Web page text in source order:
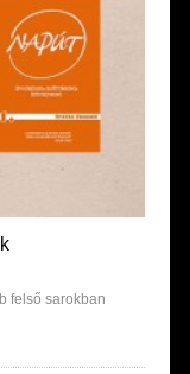
felső sarokban